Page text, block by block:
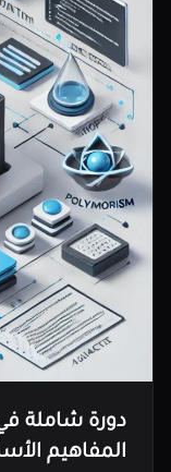
دورة شاملة
المفاهيم